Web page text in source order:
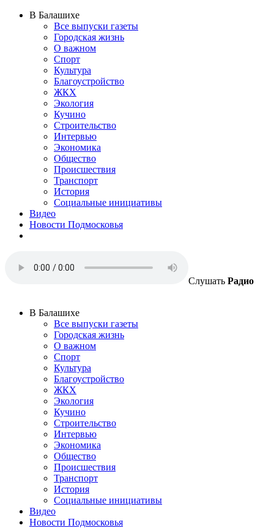
В Балашихе
Все выпуски газеты
Городская жизнь
О важном
Спорт
Культура
Благоустройство
ЖКХ
Экология
Кучино
Строительство
Интервью
Экономика
Общество
Происшествия
Транспорт
История
Социальные инициативы
Видео
Новости Подмосковья
Слушать Радио
В Балашихе
Все выпуски газеты
Городская жизнь
О важном
Спорт
Культура
Благоустройство
ЖКХ
Экология
Кучино
Строительство
Интервью
Экономика
Общество
Происшествия
Транспорт
История
Социальные инициативы
Видео
Новости Подмосковья